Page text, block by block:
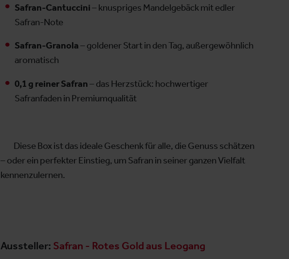
Safran-Cantuccini– knuspriges Mandelgebäck mit edler
Safran-Note
Safran-Granola– goldener Start in den Tag, außergewöhnlich
aromatisch
0,1 g reiner Safran– das Herzstück: hochwertiger
Safranfaden in Premiumqualität
✨ Diese Box ist das ideale Geschenk für alle, die Genuss schätzen
– oder ein perfekter Einstieg, um Safran in seiner ganzen Vielfalt
kennenzulernen.
Aussteller: Safran - Rotes Gold aus Leogang